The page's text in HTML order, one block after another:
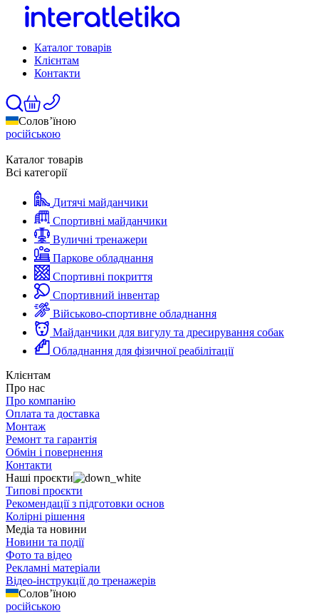
Каталог товарів
Клієнтам
Контакти
Солов’їною
російською
Каталог товарів
Всі категорії
Дитячі майданчики
Спортивні майданчики
Вуличні тренажери
Паркове обладнання
Спортивні покриття
Спортивний інвентар
Військово-спортивне обладнання
Майданчики для вигулу та дресирування собак
Обладнання для фізичної реабілітації
Клієнтам
Про нас
Про компанію
Оплата та доставка
Монтаж
Ремонт та гарантія
Обмін і повернення
Контакти
Наші проєкти
Типові проєкти
Рекомендації з підготовки основ
Колірні рішення
Медіа та новини
Новини та події
Фото та відео
Рекламні матеріали
Відео-інструкції до тренажерів
Солов’їною
російською